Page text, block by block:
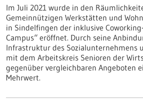
Im Juli 2021 wurde in den
Gemeinnützigen Werkstätten und
in Sindelfingen der inklusive
Campus“ eröffnet. Durch seine
Infrastruktur des Sozialunternehmens
mit dem Arbeitskreis Senioren der
gegenüber vergleichbaren Angeboten
Mehrwert.